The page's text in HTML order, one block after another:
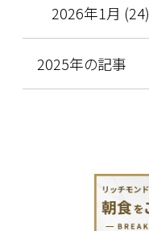
2026年1月 (24)
2025年の記事